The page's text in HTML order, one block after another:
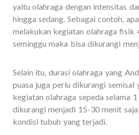
yaitu olahraga dengan intensitas
hingga sedang. Sebagai contoh,
melakukan kegiatan olahraga fisik
seminggu maka bisa dikurangi
Selain itu, durasi olahraga yang
puasa juga perlu dikurangi semisal
kegiatan olahraga sepeda selama
dikurangi menjadi 15-30 menit saja
kondisi tubuh yang terjadi.